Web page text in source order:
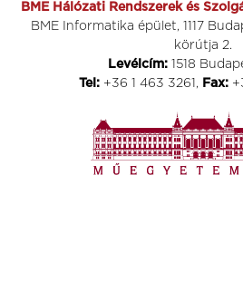
BME Hálózati Rendszerek és
BME Informatika épület, 1117
körútja 2.
Levélcím:1518
Tel:+36 1 463 3261, Fax: